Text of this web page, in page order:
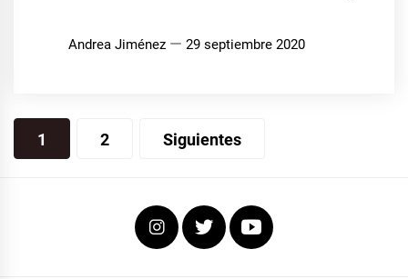
Andrea Jiménez 29 septiembre 2020
Navegación
de
1 2 Siguientes
InstagramTwitterYoutube